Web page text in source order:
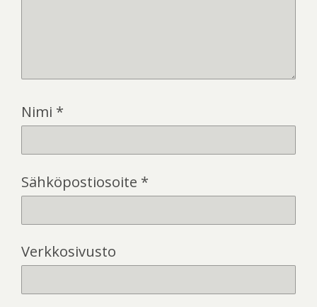
Nimi *
Sähköpostiosoite *
Verkkosivusto